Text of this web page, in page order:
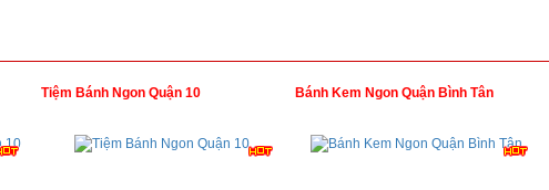
Tiệm Bánh Ngon Quận 10 Bánh Kem Ngon Quận Bình Tân